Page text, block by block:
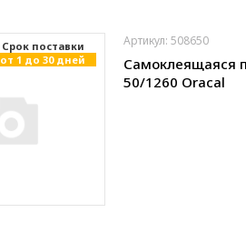
Cрок поставки
от 1 до 30 дней
Артикул: 508650
Самоклеящаяся
50/1260 Oracal